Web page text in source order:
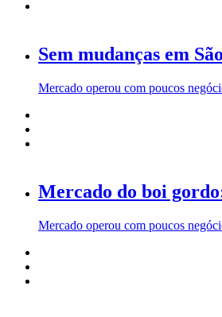
Sem mudanças em
Mercado operou com poucos
Mercado do boi
Mercado operou com poucos